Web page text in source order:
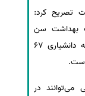
تصریح کرد:
بهداشت سن
بازنشستگی برای اعضای هیات علمی با مرتبه دانشیاری 67
ممتاز تا 75 سالگی می‌توانند در